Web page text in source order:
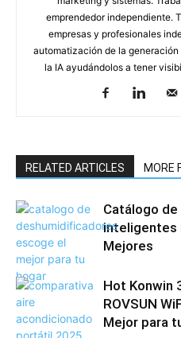
emprendedor independiente.
empresas y profesionales
automatización de la
la IA ayudándolos a tener
RELATED ARTICLES MORE
Catálogo
inteligentes
Mejores
Hot Konwin
ROVSUN
Mejor para